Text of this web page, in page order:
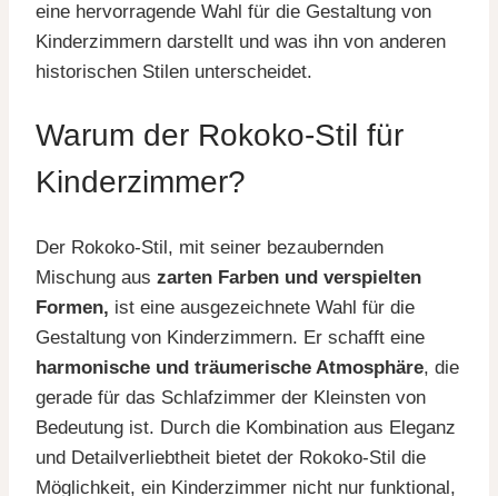
eine hervorragende Wahl für die Gestaltung von
Kinderzimmern darstellt und was ihn von anderen
historischen Stilen unterscheidet.
Warum der Rokoko-Stil für
Kinderzimmer?
Der Rokoko-Stil, mit seiner bezaubernden
Mischung aus zarten Farben und verspielten
Formen, ist eine ausgezeichnete Wahl für die
Gestaltung von Kinderzimmern. Er schafft eine
harmonische und träumerische Atmosphäre, die
gerade für das Schlafzimmer der Kleinsten von
Bedeutung ist. Durch die Kombination aus Eleganz
und Detailverliebtheit bietet der Rokoko-Stil die
Möglichkeit, ein Kinderzimmer nicht nur funktional,